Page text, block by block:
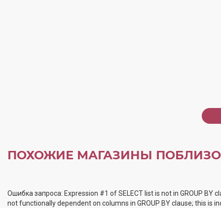
ПОХОЖИЕ МАГАЗИНЫ
Ошибка запроса: Expression #1 of SELECT list is not in GROUP
not functionally dependent on columns in GROUP BY clause; this is